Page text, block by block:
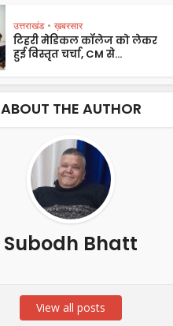
उत्तराखंड • ख़बरसार
टिहरी मेडिकल कॉलेज को लेकर
हुई विस्तृत चर्चा, CM से...
ABOUT THE AUTHOR
Subodh Bhatt
View all posts